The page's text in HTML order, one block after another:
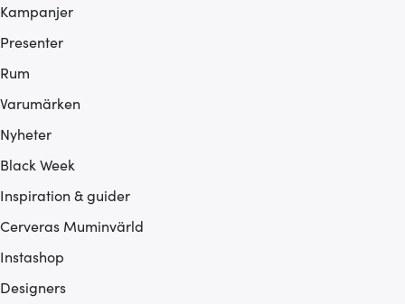
Kampanjer
Presenter
Rum
Varumärken
Nyheter
Black Week
Inspiration & guider
Cerveras Muminvärld
Instashop
Designers